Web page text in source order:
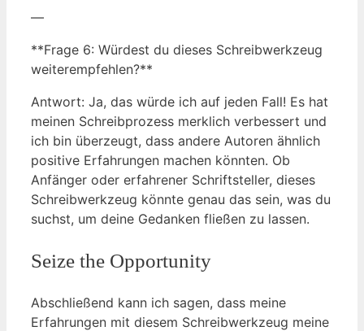
—
**Frage 6: Würdest du dieses Schreibwerkzeug
weiterempfehlen?**
Antwort: Ja, das würde ich auf jeden Fall! Es hat
meinen Schreibprozess merklich verbessert und
ich bin überzeugt, dass andere Autoren ähnlich
positive Erfahrungen machen könnten. Ob
Anfänger oder erfahrener Schriftsteller, dieses
Schreibwerkzeug könnte genau das sein, was du
suchst, um deine Gedanken fließen zu lassen.
Seize the Opportunity
Abschließend kann ich sagen, dass meine
Erfahrungen mit diesem Schreibwerkzeug meine